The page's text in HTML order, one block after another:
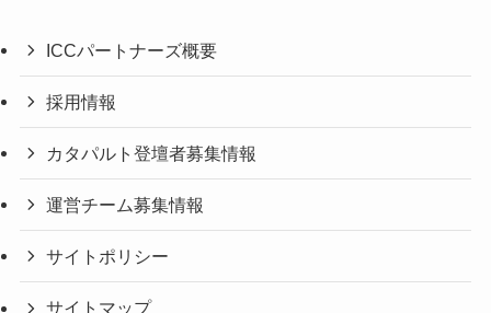
ICCパートナーズ概要
採用情報
カタパルト登壇者募集情報
運営チーム募集情報
サイトポリシー
サイトマップ